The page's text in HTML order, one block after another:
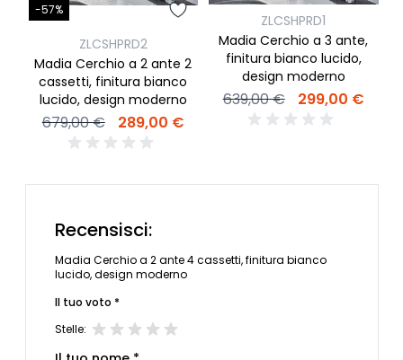
-57%
ZLCSHPRD2
Madia Cerchio a 2 ante 2
cassetti, finitura bianco
lucido, design moderno
679,00 € 289,00 €
ZLCSHPRD1
Madia Cerchio a 3 ante,
finitura bianco lucido,
design moderno
639,00 € 299,00 €
Recensisci:
Madia Cerchio a 2 ante 4 cassetti, finitura bianco
lucido, design moderno
Il tuo voto *
Stelle: